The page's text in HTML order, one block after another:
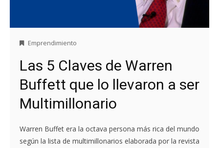
Emprendimiento
Las 5 Claves de Warren
Buffett que lo llevaron a ser
Multimillonario
Warren Buffet era la octava persona más rica del mundo
según la lista de multimillonarios elaborada por la revista